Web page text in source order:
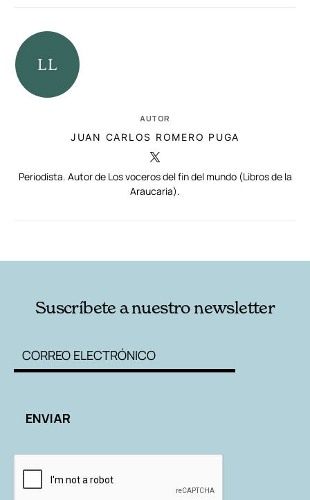
AUTOR
JUAN CARLOS ROMERO PUGA
Periodista. Autor de Los voceros del fin del mundo (Libros de la
Araucaria).
Suscríbete a nuestro newsletter